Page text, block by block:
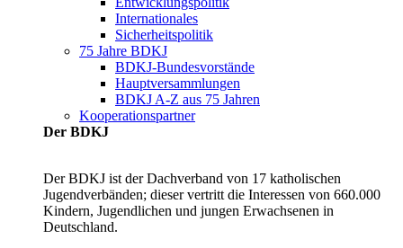
Internationales
Sicherheitspolitik
75 Jahre BDKJ
BDKJ-Bundesvorstände
Hauptversammlungen
BDKJ A-Z aus 75 Jahren
Kooperationspartner
Der BDKJ
Der BDKJ ist der Dachverband von 17 katholischen
Jugendverbänden; dieser vertritt die Interessen von 660.000
Kindern, Jugendlichen und jungen Erwachsenen in
Deutschland.